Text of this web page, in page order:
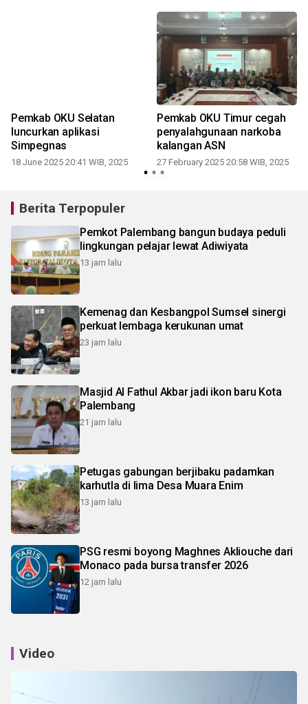
Pemkab OKU Selatan
luncurkan aplikasi
Simpegnas
18 June 2025 20:41 WIB, 2025
Pemkab OKU Timur cegah
penyalahgunaan narkoba
kalangan ASN
27 February 2025 20:58 WIB, 2025
Berita Terpopuler
Pemkot Palembang bangun budaya peduli
lingkungan pelajar lewat Adiwiyata
13 jam lalu
Kemenag dan Kesbangpol Sumsel sinergi
perkuat lembaga kerukunan umat
23 jam lalu
Masjid Al Fathul Akbar jadi ikon baru Kota
Palembang
21 jam lalu
Petugas gabungan berjibaku padamkan
karhutla di lima Desa Muara Enim
13 jam lalu
PSG resmi boyong Maghnes Akliouche dari
Monaco pada bursa transfer 2026
12 jam lalu
Video